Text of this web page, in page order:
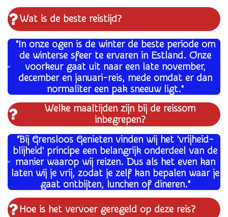
Wat is de beste reistijd?
"In onze ogen is de winter de beste periode om
de winterse sfeer te ervaren in Estland. Onze
voorkeur gaat uit naar een late november,
december en januari-reis, mede omdat er dan
normaliter een pak sneeuw ligt."
Welke maaltijden zijn bij de reissom
inbegrepen?
"Bij Grensloos Genieten vinden wij het 'vrijheid-
blijheid' principe een belangrijk onderdeel van de
manier waarop wij reizen. Dus als het even kan
laten wij je vrij, zodat je zelf kan bepalen waar je
gaat ontbijten, lunchen of dineren."
Hoe is het vervoer geregeld op deze reis?